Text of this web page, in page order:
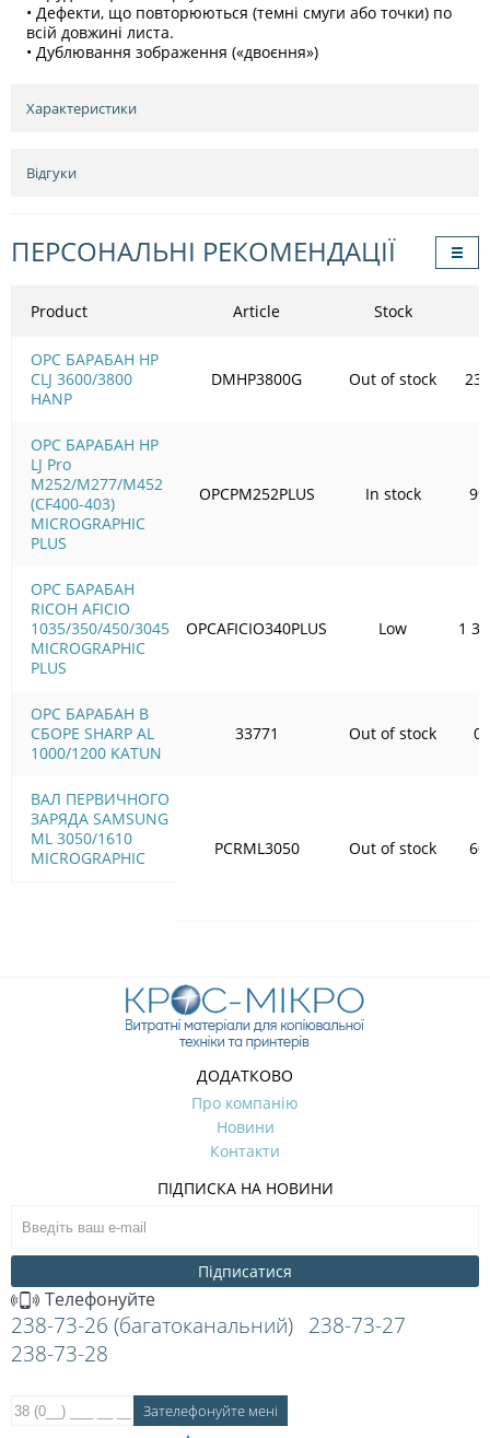
• Дефекти, що повторюються (темні смуги або точки) по
всій довжині листа.
• Дублювання зображення («двоєння»)
Характеристики
Відгуки
ПЕРСОНАЛЬНІ РЕКОМЕНДАЦІЇ
Product
OPC БАРАБАН HP
CLJ 3600/3800
HANP
OPC БАРАБАН HP
LJ Pro
M252/M277/M452
(CF400-403)
MICROGRAPHIC
PLUS
OPC БАРАБАН
RICOH AFICIO
1035/350/450/3045
MICROGRAPHIC
PLUS
OPC БАРАБАН В
СБОРЕ SHARP AL
1000/1200 KATUN
ВАЛ ПЕРВИЧНОГО
ЗАРЯДА SAMSUNG
ML 3050/1610
MICROGRAPHIC
Article Stock
DMHP3800G Out of stock
OPCPM252PLUS In stock
OPCAFICIO340PLUS Low 1
33771 Out of stock
PCRML3050 Out of stock
ДОДАТКОВО
Про компанію
Новини
Контакти
ПІДПИСКА НА НОВИНИ
Підписатися
Телефонуйте
238-73-26 (багатоканальний) 238-73-27
238-73-28